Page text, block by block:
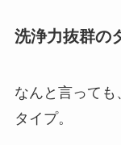
洗浄力抜群の
なんと言っても
タイプ。